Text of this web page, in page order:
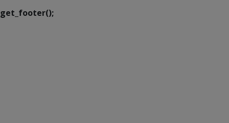
get_footer();